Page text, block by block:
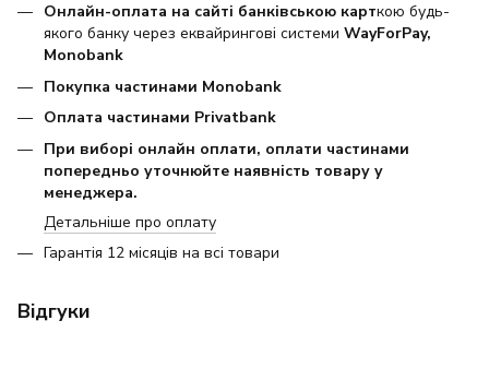
Онлайн-оплата на сайті банківською карткою будь-
якого банку через еквайрингові системи WayForPay,
Monobank
Покупка частинами Monobank
Оплата частинами Privatbank
При виборі онлайн оплати, оплати частинами
попередньо уточнюйте наявність товару у
менеджера.
Детальніше про оплату
Гарантія 12 місяців на всі товари
Відгуки